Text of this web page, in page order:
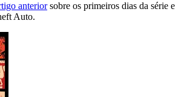
anteriorsobre os primeiros dias da série e
Auto.